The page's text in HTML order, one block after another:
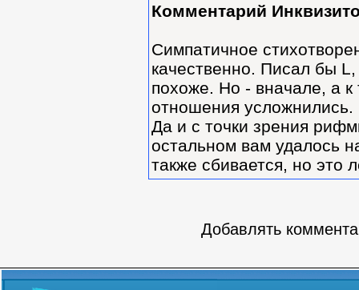
Комментарий
Симпатичное
качественно. Писал бы
похоже. Но - вначале, а к
отношения усложнились.
Да и с точки зрения
остальном вам удалось
также сбивается, но это
Добавлять